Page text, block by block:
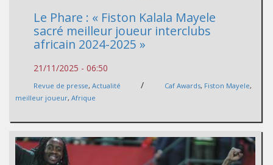
Le Phare : « Fiston Kalala Mayele
sacré meilleur joueur interclubs
africain 2024-2025 »
21/11/2025 - 06:50
Revue de presse, Actualité / Caf Awards, Fiston Mayele,
meilleur joueur, Afrique